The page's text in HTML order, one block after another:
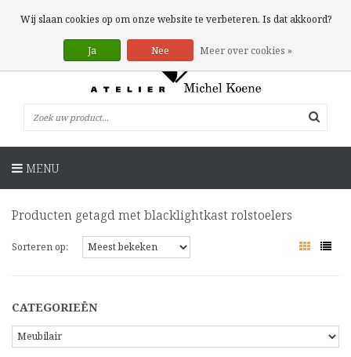
0 Artikelen
MENU
Producten getagd met blacklightkast rolstoelers
Sorteren op:
CATEGORIEËN
Wij slaan cookies op om onze website te verbeteren. Is dat akkoord?
Ja Nee Meer over cookies »